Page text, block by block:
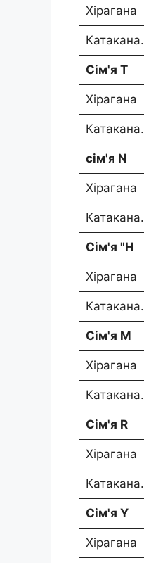
Хірагана
Катакана.
Сім'я T
Хірагана
Катакана.
сім'я N
Хірагана
Катакана.
Сім'я "Н
Хірагана
Катакана.
Сім'я М
Хірагана
Катакана.
Сім'я R
Хірагана
Катакана.
Сім'я Y
Хірагана